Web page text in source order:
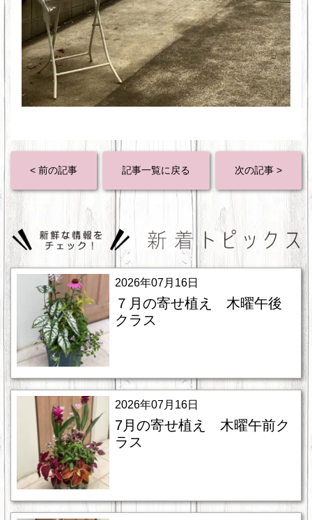
< 前の記事 記事一覧に戻る 次の記事 >
2026年07月16日
７月の寄せ植え 木曜午後
クラス
2026年07月16日
7月の寄せ植え 木曜午前ク
ラス